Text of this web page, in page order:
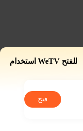
للفتح WeTV استخدام
فتح